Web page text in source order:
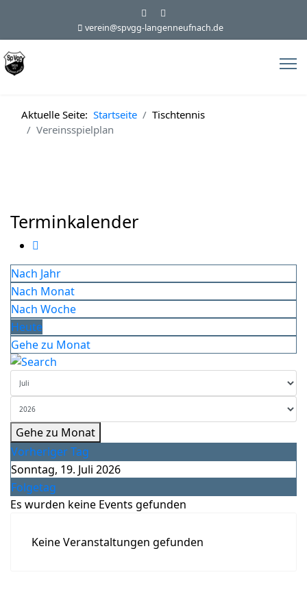
verein@spvgg-langenneufnach.de
Aktuelle Seite: Startseite
Tischtennis
Vereinsspielplan
Terminkalender
Nach Jahr
Nach Monat
Nach Woche
Heute
Gehe zu Monat
Gehe zu Monat
Vorheriger Tag
Sonntag, 19. Juli 2026
Folgetag
Es wurden keine Events gefunden
Keine Veranstaltungen gefunden